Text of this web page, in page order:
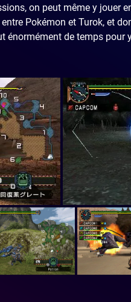
on peut même y jouer
Pokémon et Turok, et
énormément de temps pour